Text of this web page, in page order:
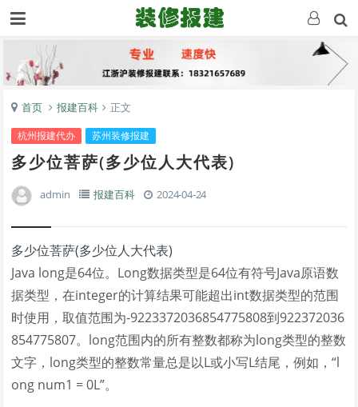
首页 报建百科 正文
杭州报建代办 苏州装修报建
多少位菩萨(多少位人大代表)
admin 报建百科 2024-04-24
多少位菩萨(多少位人大代表)
Java long是64位。Long数据类型是64位有符号Java原语数
据类型，在integer的计算结果可能超出int数据类型的范围
时使用，取值范围为-9223372036854775808到922372036
854775807。long范围内的所有整数都称为long类型的整数
文字，long类型的整数常量总是以L或小写L结尾，例如，“l
ong num1 = 0L”。